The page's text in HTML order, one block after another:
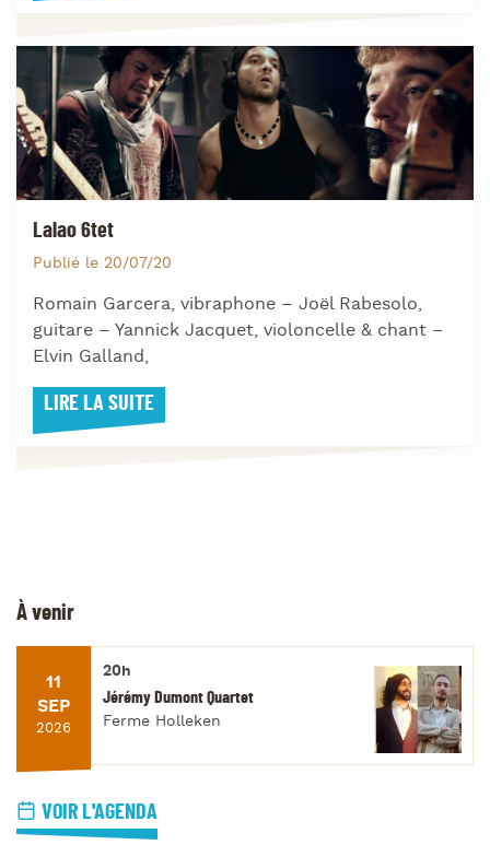
Lalao 6tet
Publié le 20/07/20
Romain Garcera, vibraphone – Joël Rabesolo,
guitare – Yannick Jacquet, violoncelle & chant –
Elvin Galland,
LIRE LA SUITE
À venir
11
SEP
2026
20h
Jérémy Dumont Quartet
Ferme Holleken
VOIR L'AGENDA